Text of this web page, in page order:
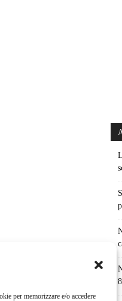
per memorizzare e/o accedere